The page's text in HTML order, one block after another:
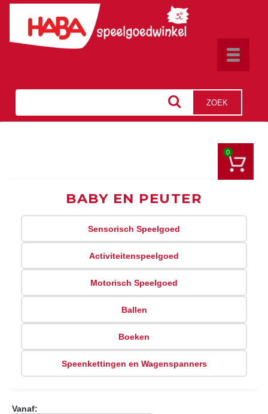
Toggle
ZOEK
0
BABY EN PEUTER
Sensorisch Speelgoed
Activiteitenspeelgoed
Motorisch Speelgoed
Ballen
Boeken
Speenkettingen en Wagenspanners
Vanaf: